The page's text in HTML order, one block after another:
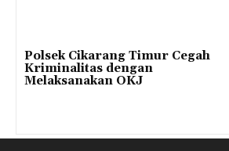
Polsek Cikarang Timur Cegah
Kriminalitas dengan
Melaksanakan OKJ